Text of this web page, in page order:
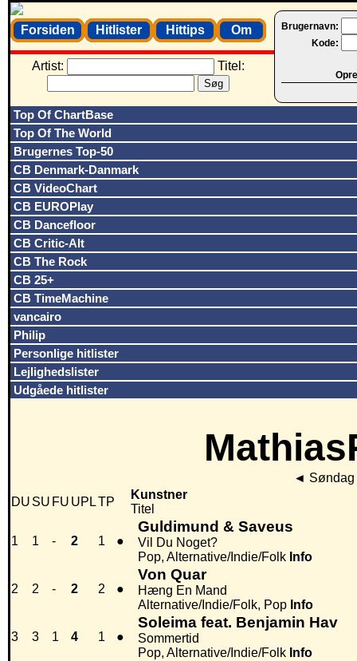
Brugernavn:
Kode:
Forsiden Hitlister Hittips Om
Artist: Titel:
Top Of ChartBase
Top Of The World
Brugernes Top-50
CB Denmark-Danmark
CB VideoChart
CB EUROPlay
CB Dancefloor
CB Critic-Alt
CB The Rock
CB 25+
CB TimeMachine
vancairo
Philip
Personlige hitlister
Lejlighedslister
Udgåede hitlister
◄
DU SU FU UPLTP
Kunstner
Titel
1 1 - 2 1 ●
Guldimund & Saveus
Vil Du Noget?
Pop, Alternative/Indie/Folk Info
2 2 - 2 2 ●
Von Quar
Hæng En Mand
Alternative/Indie/Folk, Pop Info
3 3 1 4 1 ●
Soleima feat. Benjamin Hav
Sommertid
Pop, Alternative/Indie/Folk Info